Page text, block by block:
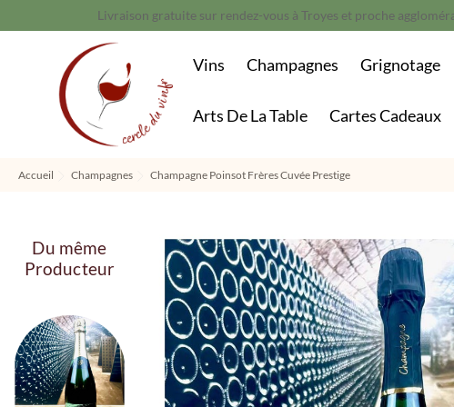
Livraison gratuite sur rendez-vous à Troyes et proche
Vins Champagnes Grignotage
Arts De La Table Cartes Cadeaux
Accueil Champagnes Champagne Poinsot Frères Cuvée Prestige
Du même
Producteur